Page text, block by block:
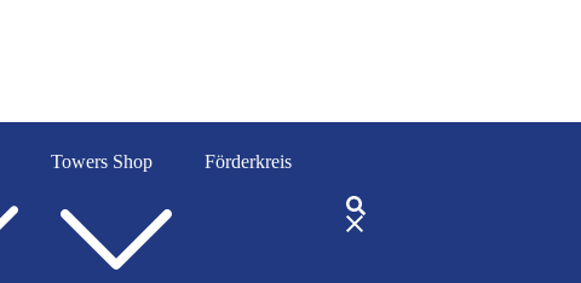
Towers Shop Förderkreis